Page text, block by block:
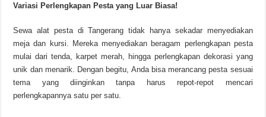
Variasi Perlengkapan Pesta yang Luar Biasa!
Sewa alat pesta di Tangerang tidak hanya sekadar menyediakan
meja dan kursi. Mereka menyediakan beragam perlengkapan pesta
mulai dari tenda, karpet merah, hingga perlengkapan dekorasi yang
unik dan menarik. Dengan begitu, Anda bisa merancang pesta sesuai
tema yang diinginkan tanpa harus repot-repot mencari
perlengkapannya satu per satu.